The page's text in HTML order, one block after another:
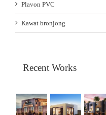
Plavon PVC
Kawat bronjong
Recent Works